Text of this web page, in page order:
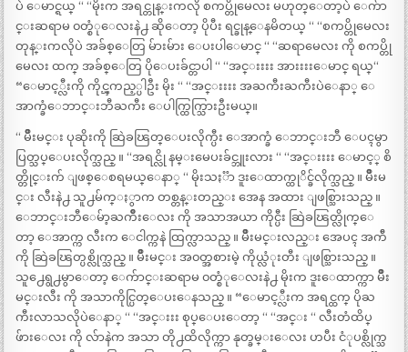
ပဲ ေမာင္ရယ္ “ “မိုးက အရင္တုန္းကလို စကပ္တိုမေလး မဟုတ္ေတာ့ပဲ ေက်ာ
င္းဆရာမ ၀တ္စံုေလးနဲ႕ ဆိုေတာ့ ပိုပီး ရင္ခုန္ေနမိတယ္ “ “စကပ္တိုမေလး
တုန္းကလိုပဲ အခ်စ္ေတြ မ်ားမ်ား ေပးပါေမာင္ “ “ဆရာမေလး ကို စကပ္တို
မေလး ထက္ အခ်စ္ေတြ ပိုေပးခ်င္တာပါ “ “အင္းးးး အားးးးေမာင္ ရယ္“
“ေမာင့္လီးကို ကိုင္ၾကည့္ပါဦး မိုး “ “အင္းးးး အႀကီးႀကီးပဲေနာ္ ေ
အာက္ခံေဘာင္းဘီႀကီး ေပါက္ထြက္သြားဦးမယ္။
“ မ်ိဳးမင္း ပုဆိုးကို ဆြဲခၽြတ္ေပးလိုက္ပီး ေအာက္ခံ ေဘာင္းဘီ ေပၚမွာ
ပြတ္သပ္ေပးလိုက္သည္ ။ “အရင္လို နမ္းမေပးခ်င္ဘူးလား “ “အင္းးးး ေမာင့္ စိ
တ္တိုင္းက် ျဖစ္ေစရမယ္ေနာ္ “ မိုးသႏၱာ ဒူးေထာက္ထုိင္ခ်လိုက္သည္ ။ မ်ိဳးမ
င္း လီးနဲ႕ သူ႕မ်က္ႏွာက တစ္တန္းတည္း အေန အထား ျဖစ္သြားသည္ ။
ေဘာင္းဘီေမ်ာ့ႀကိဳးေလး ကို အသာအယာ ကိုင္ပီး ဆြဲခၽြတ္လိုက္ေ
တာ့ ေအာက္က လီးက ေငါက္ကနဲ ထြက္လာသည္ ။ မ်ိဳးမင္းလည္း အေပၚ အက်ီ
ကို ဆြဲခၽြတ္ပစ္လိုက္သည္ ။ မ်ိဳးမင္း အ၀တ္အစားမဲ့ ကိုယ္လံုးတီး ျဖစ္သြားသည္ ။
သူ႕ေရွ႕မွာေတာ့ ေက်ာင္းဆရာမ ၀တ္စံုေလးနဲ႕ မိုးက ဒူးေထာက္ကာ မ်ိဳး
မင္းလီး ကို အသာကိုင္ပြတ္ေပးေနသည္ ။ “ေမာင့္လီးက အရင္ထက္ ပိုႀ
ကီးလာသလိုပဲေနာ္ “ “အင္းးး စုပ္ေပးေတာ့ “ “အင္း “ လီးတံထိပ္
ဖ်ားေလး ကို လ်ာနဲက အသာ တို႕ထိလိုက္ကာ နုတ္ခမ္းေလး ဟပီး ငံုပစ္လိုက္သ